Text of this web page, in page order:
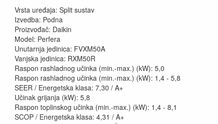
Vrsta uređaja: Split sustav
Izvedba: Podna
Proizvođač: Daikin
Model: Perfera
Unutarnja jedinica: FVXM50A
Vanjska jedinica: RXM50R
Raspon rashladnog učinka (min.-max.) (kW): 5,0
Raspon rashladnog učinka (min.-max.) (kW): 1,4 - 5,8
SEER / Energetska klasa: 7,30 / A+
Učinak grijanja (kW): 5,8
Raspon toplinskog učinka (min.-max.) (kW): 1,4 - 8,1
SCOP / Energetska klasa: 4,31 / A+